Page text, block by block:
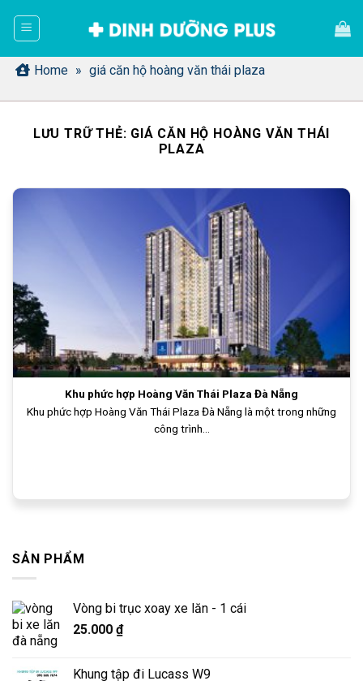
dung Home » giá căn hộ hoàng văn thái plaza
LƯU TRỮ THẺ: GIÁ CĂN HỘ HOÀNG VĂN THÁI
PLAZA
Khu phức hợp Hoàng Văn Thái Plaza Đà Nẵng
Khu phức hợp Hoàng Văn Thái Plaza Đà Nẵng là một trong những
công trình...
SẢN PHẨM
Vòng bi trục xoay xe lăn - 1 cái
25.000 ₫
Khung tập đi Lucass W9